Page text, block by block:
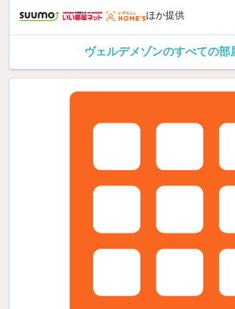
ほか提供
ヴェルデメゾンのすべての部